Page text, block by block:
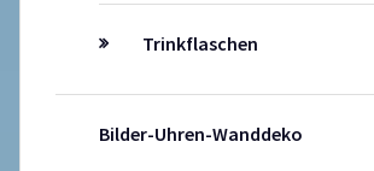
Trinkflaschen
Bilder-Uhren-Wanddeko